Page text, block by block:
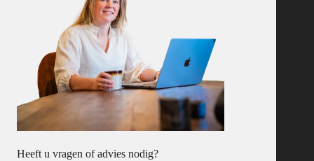
Heeft u vragen of advies nodig?